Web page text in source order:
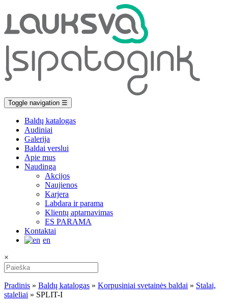
Toggle navigation ☰
Baldų katalogas
Audiniai
Galerija
Baldai verslui
Apie mus
Naudinga
Akcijos
Naujienos
Karjera
Labdara ir parama
Klientų aptarnavimas
ES PARAMA
Kontaktai
en
×
Pradinis » Baldų katalogas » Korpusiniai svetainės baldai » Stalai,
staleliai » SPLIT-I